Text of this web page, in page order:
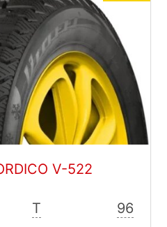
V-522
T 96